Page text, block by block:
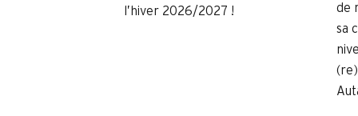
l’hiver 2026/2027 !
de
sa